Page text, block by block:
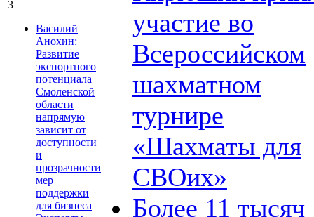
3
Василий
Анохин:
Развитие
экспортного
потенциала
Смоленской
области
напрямую
зависит от
доступности
и
прозрачности
мер
поддержки
для бизнеса
участие во
Всероссийском
шахматном
турнире
«Шахматы для
СВОих»
Более 11 тысяч